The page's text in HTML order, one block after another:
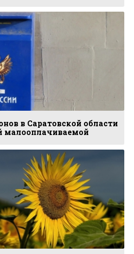
в Саратовской области
малооплачиваемой